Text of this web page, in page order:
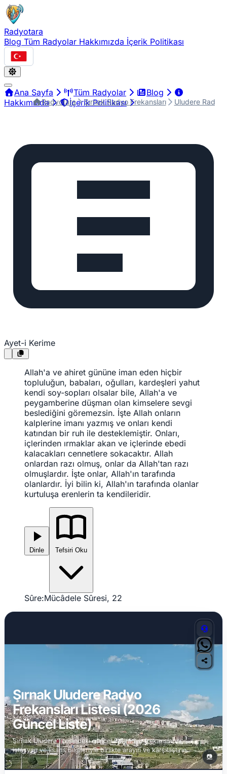
Radyotara
Blog Tüm Radyolar Hakkımızda İçerik Politikası
Türkçe
Ana Sayfa Tüm Radyolar
Blog
Hakkımızda
İçerik Politikası
Radyotara Şırnak Radyo Frekansları Uludere Radyo
Ayet-i Kerime
Allah'a ve ahiret gününe iman eden hiçbir
topluluğun, babaları, oğulları, kardeşleri yahut
kendi soy-sopları olsalar bile, Allah'a ve
peygamberine düşman olan kimselere sevgi
beslediğini göremezsin. İşte Allah onların
kalplerine imanı yazmış ve onları kendi
katından bir ruh ile desteklemiştir. Onları,
içlerinden ırmaklar akan ve içlerinde ebedi
kalacakları cennetlere sokacaktır. Allah
onlardan razı olmuş, onlar da Allah'tan razı
olmuşlardır. İşte onlar, Allah'ın tarafında
olanlardır. İyi bilin ki, Allah'ın tarafında olanlar
kurtuluşa erenlerin ta kendileridir.
Dinle
Sûre:Mücâdele Sûresi, 22
📷
Şırnak Uludere Radyo
Frekansları Listesi (2026
Güncel Liste)
Şırnak Uludere ilçesindeki güncel FM radyo frekanslarını,
istasyon ve lisans bilgileriyle birlikte arayın ve karşılaştırın.